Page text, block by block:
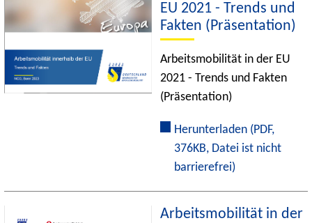
EU 2021 - Trends und
Fakten (Präsentation)
Arbeitsmobilität in der EU
2021 - Trends und Fakten
(Präsentation)
Herunterladen (PDF,
376KB, Datei ist nicht
barrierefrei)
Arbeitsmobilität in der